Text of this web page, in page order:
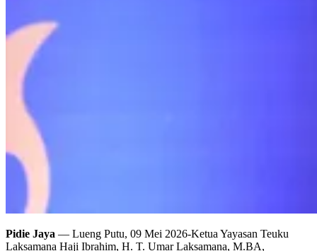
Pidie Jaya — Lueng Putu, 09 Mei 2026-Ketua Yayasan Teuku
Laksamana Haji Ibrahim, H. T. Umar Laksamana, M.BA,